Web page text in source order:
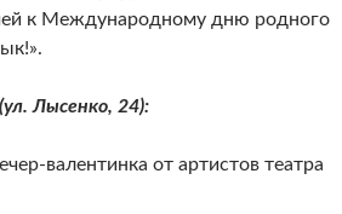
к Международному дню родного
Лысенко, 24):
валентинка от артистов театра